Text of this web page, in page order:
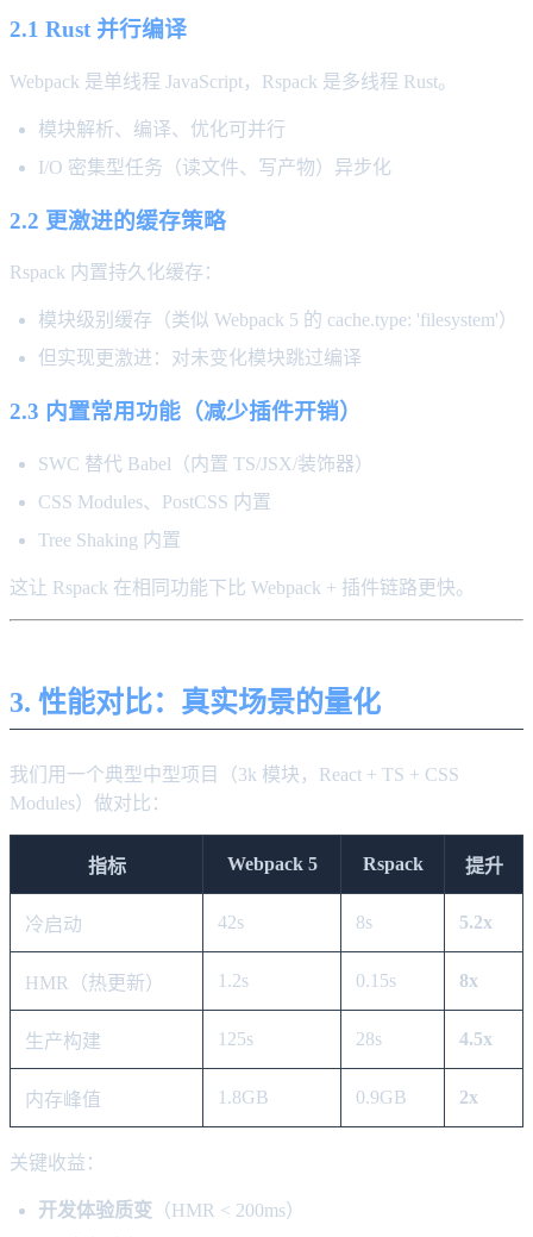
2.1 Rust 并行编译
Webpack 是单线程 JavaScript，Rspack 是多线程 Rust。
模块解析、编译、优化可并行
I/O 密集型任务（读文件、写产物）异步化
2.2 更激进的缓存策略
Rspack 内置持久化缓存：
模块级别缓存（类似 Webpack 5 的 cache.type: 'filesystem'）
但实现更激进：对未变化模块跳过编译
2.3 内置常用功能（减少插件开销）
SWC 替代 Babel（内置 TS/JSX/装饰器）
CSS Modules、PostCSS 内置
Tree Shaking 内置
这让 Rspack 在相同功能下比 Webpack + 插件链路更快。
3. 性能对比：真实场景的量化
我们用一个典型中型项目（3k 模块，React + TS + CSS
Modules）做对比：
指标 Webpack 5 Rspack 提升
冷启动 42s 8s 5.2x
HMR（热更新） 1.2s 0.15s 8x
生产构建 125s 28s 4.5x
内存峰值 1.8GB 0.9GB 2x
关键收益：
开发体验质变 （HMR < 200ms）